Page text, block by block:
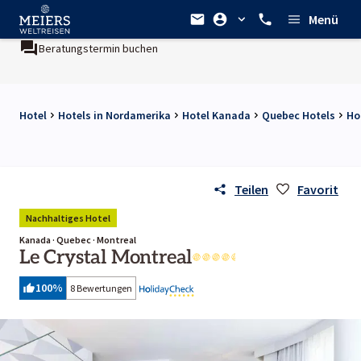
Menü
Beratungstermin buchen
Hotel Hotels in Nordamerika Hotel Kanada Quebec Hotels
Teilen Favorit
Nachhaltiges Hotel
Kanada · Quebec · Montreal
Le Crystal Montreal
100% 8 Bewertungen